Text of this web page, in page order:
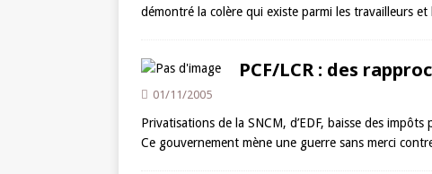
démontré la colère qui existe parmi les travailleurs et
PCF/LCR : des
01/11/2005
Privatisations de la SNCM, d’EDF, baisse des
Ce gouvernement mène une guerre sans merci